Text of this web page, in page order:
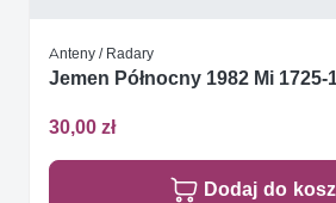
Anteny / Radary
Jemen Północny 1982 Mi 1725-
30,00 zł
Dodaj do